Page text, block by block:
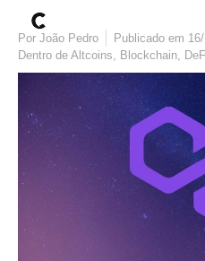
Por João Pedro Publicado em
Dentro de Altcoins, Blockchain,